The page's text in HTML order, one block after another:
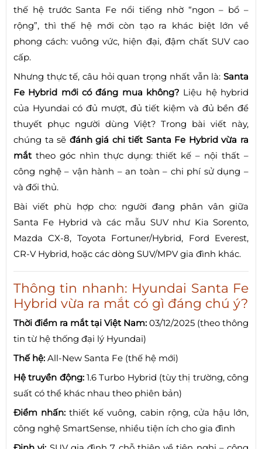
thế hệ trước Santa Fe nổi tiếng nhờ “ngon – bổ –
rộng”, thì thế hệ mới còn tạo ra khác biệt lớn về
phong cách: vuông vức, hiện đại, đậm chất SUV cao
cấp.
Nhưng thực tế, câu hỏi quan trọng nhất vẫn là: Santa
Fe Hybrid mới có đáng mua không? Liệu hệ hybrid
của Hyundai có đủ mượt, đủ tiết kiệm và đủ bền để
thuyết phục người dùng Việt? Trong bài viết này,
chúng ta sẽ đánh giá chi tiết Santa Fe Hybrid vừa ra
mắttheo góc nhìn thực dụng: thiết kế – nội thất –
công nghệ – vận hành – an toàn – chi phí sử dụng –
và đối thủ.
Bài viết phù hợp cho: người đang phân vân giữa
Santa Fe Hybrid và các mẫu SUV như Kia Sorento,
Mazda CX-8, Toyota Fortuner/Hybrid, Ford Everest,
CR-V Hybrid, hoặc các dòng SUV/MPV gia đình khác.
Thông tin nhanh: Hyundai Santa Fe
Hybrid vừa ra mắt có gì đáng chú ý?
Thời điểm ra mắt tại Việt Nam: 03/12/2025 (theo thông
tin từ hệ thống đại lý Hyundai)
Thế hệ: All-New Santa Fe (thế hệ mới)
Hệ truyền động:1.6 Turbo Hybrid (tùy thị trường, công
suất có thể khác nhau theo phiên bản)
Điểm nhấn: thiết kế vuông, cabin rộng, cửa hậu lớn,
công nghệ SmartSense, nhiều tiện ích cho gia đình